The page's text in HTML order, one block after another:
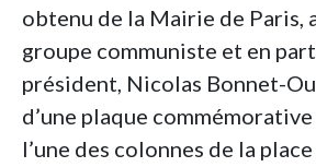
obtenu de la Mairie de Paris,
groupe communiste et en
président, Nicolas Bonnet-
d’une plaque
l’une des colonnes de la